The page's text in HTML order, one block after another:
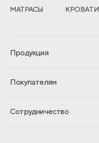
МАТРАСЫ КРОВАТИ
Продукция
Гарантии
Покупателям
Обмен и возврат
Сотрудничество